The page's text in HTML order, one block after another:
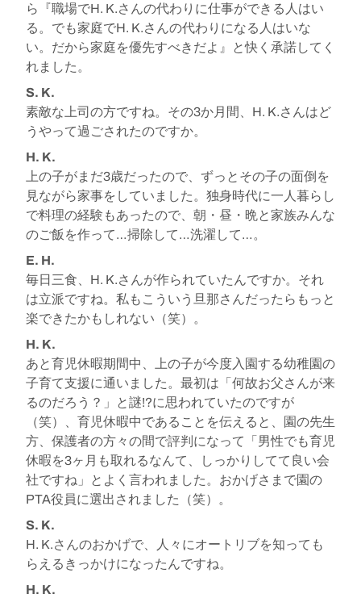
ら『職場でH. K.さんの代わりに仕事ができる人はい
る。でも家庭でH. K.さんの代わりになる人はいな
い。だから家庭を優先すべきだよ』と快く承諾してく
れました。
S. K.
素敵な上司の方ですね。その3か月間、H. K.さんはど
うやって過ごされたのですか。
H. K.
上の子がまだ3歳だったので、ずっとその子の面倒を
見ながら家事をしていました。独身時代に一人暮らし
で料理の経験もあったので、朝・昼・晩と家族みんな
のご飯を作って…掃除して…洗濯して…。
E. H.
毎日三食、H. K.さんが作られていたんですか。それ
は立派ですね。私もこういう旦那さんだったらもっと
楽できたかもしれない（笑）。
H. K.
あと育児休暇期間中、上の子が今度入園する幼稚園の
子育て支援に通いました。最初は「何故お父さんが来
るのだろう？」と謎!?に思われていたのですが
（笑）、育児休暇中であることを伝えると、園の先生
方、保護者の方々の間で評判になって「男性でも育児
休暇を3ヶ月も取れるなんて、しっかりしてて良い会
社ですね」とよく言われました。おかげさまで園の
PTA役員に選出されました（笑）。
S. K.
H. K.さんのおかげで、人々にオートリブを知っても
らえるきっかけになったんですね。
H. K.